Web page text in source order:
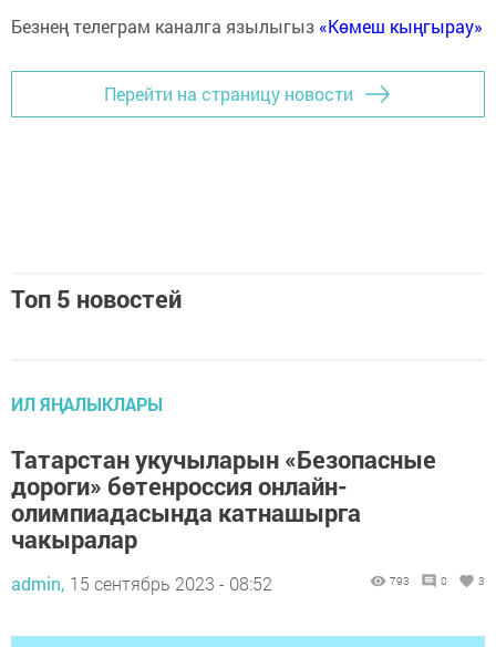
Безнең телеграм каналга язылыгыз «Көмеш кыңгырау»
Перейти на страницу новости
Топ 5 новостей
ИЛ ЯҢАЛЫКЛАРЫ
Татарстан укучыларын «Безопасные
дороги» бөтенроссия онлайн-
олимпиадасында катнашырга
чакыралар
admin, 15 сентябрь 2023 - 08:52 793 0 3